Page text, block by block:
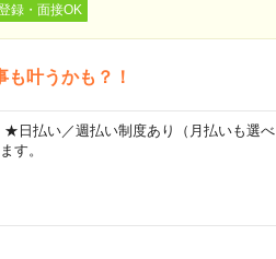
録・面接OK
叶うかも？！
払い／週払い制度あり（月払いも選べ
す。